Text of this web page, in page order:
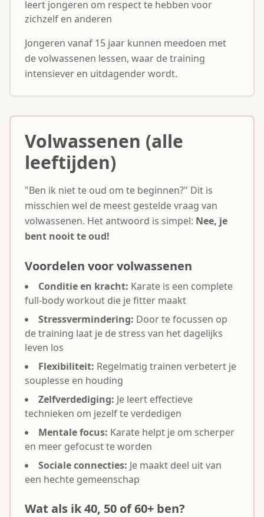
leert jongeren om respect te hebben voor
zichzelf en anderen
Jongeren vanaf 15 jaar kunnen meedoen met
de volwassenen lessen, waar de training
intensiever en uitdagender wordt.
Volwassenen (alle
leeftijden)
"Ben ik niet te oud om te beginnen?" Dit is
misschien wel de meest gestelde vraag van
volwassenen. Het antwoord is simpel: Nee, je
bent nooit te oud!
Voordelen voor volwassenen
Conditie en kracht: Karate is een complete
full-body workout die je fitter maakt
Stressvermindering: Door te focussen op
de training laat je de stress van het dagelijks
leven los
Flexibiliteit: Regelmatig trainen verbetert je
souplesse en houding
Zelfverdediging: Je leert effectieve
technieken om jezelf te verdedigen
Mentale focus: Karate helpt je om scherper
en meer gefocust te worden
Sociale connecties: Je maakt deel uit van
een hechte gemeenschap
Wat als ik 40, 50 of 60+ ben?